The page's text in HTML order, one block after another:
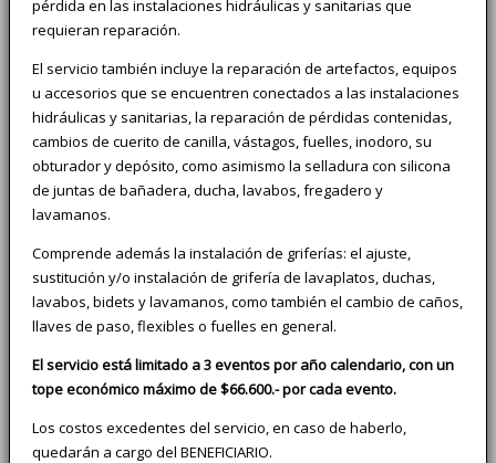
pérdida en las instalaciones hidráulicas y sanitarias que
requieran reparación.
El servicio también incluye la reparación de artefactos, equipos
u accesorios que se encuentren conectados a las instalaciones
hidráulicas y sanitarias, la reparación de pérdidas contenidas,
cambios de cuerito de canilla, vástagos, fuelles, inodoro, su
obturador y depósito, como asimismo la selladura con silicona
de juntas de bañadera, ducha, lavabos, fregadero y
lavamanos.
Comprende además la instalación de griferías: el ajuste,
sustitución y/o instalación de grifería de lavaplatos, duchas,
lavabos, bidets y lavamanos, como también el cambio de caños,
llaves de paso, flexibles o fuelles en general.
El servicio está limitado a 3 eventos por año calendario, con un
tope económico máximo de $66.600.- por cada evento.
Los costos excedentes del servicio, en caso de haberlo,
quedarán a cargo del BENEFICIARIO.